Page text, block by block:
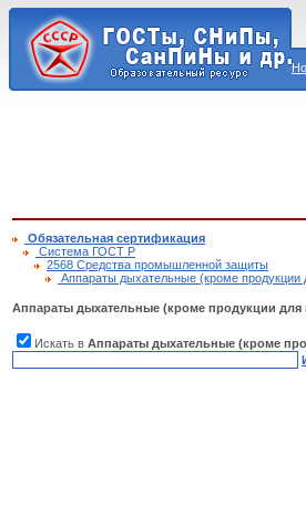
Обязательная сертификация
Cистема ГОСТ Р
2568 Средства промышленной защиты
Аппараты дыхательные (кроме продукции
Аппараты дыхательные (кроме продукции
Искать в Аппараты дыхательные (кроме